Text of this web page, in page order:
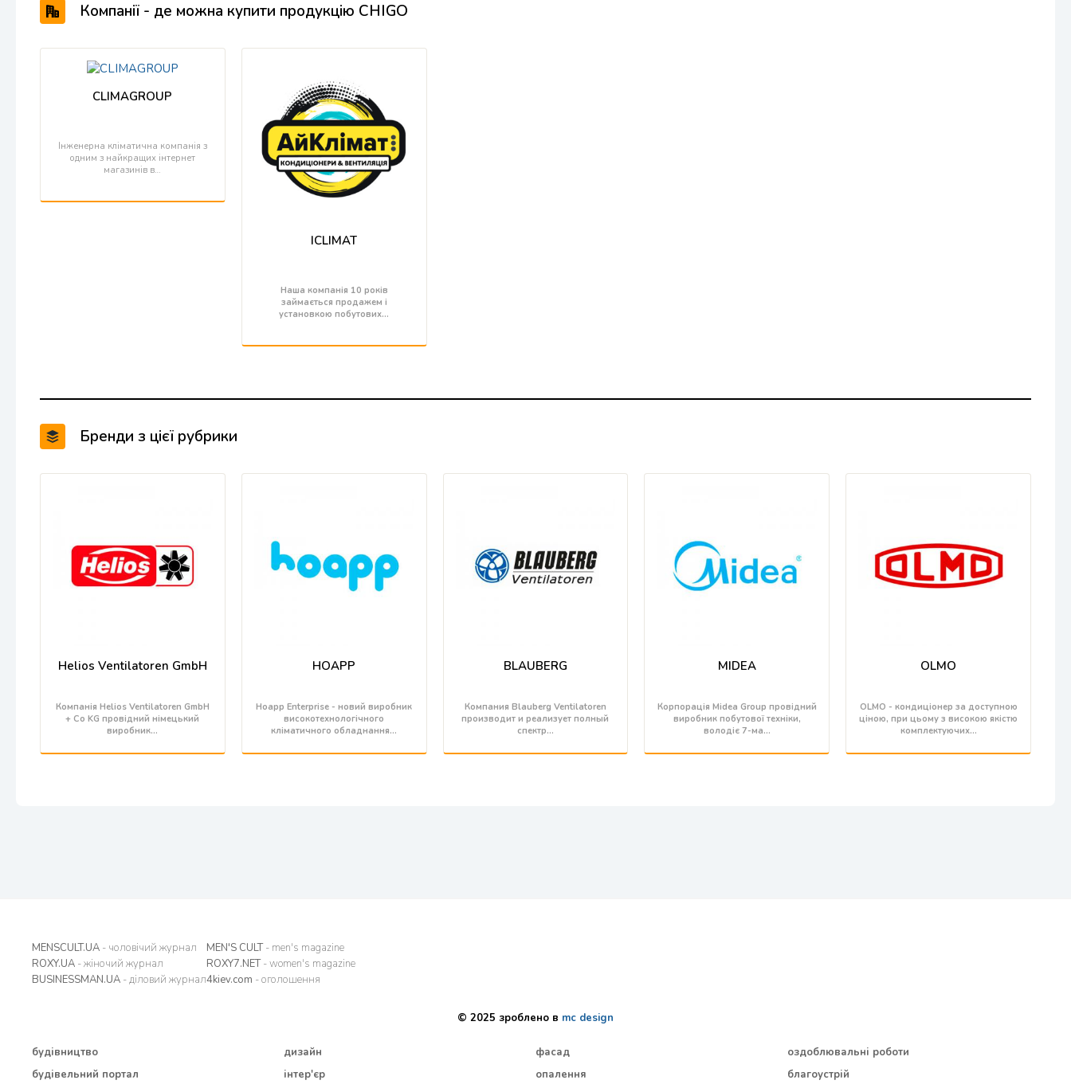
Компанії - де можна купити продукцію CHIGO
CLIMAGROUP
Інженерна кліматична компанія з
одним з найкращих інтернет
магазинів в…
ICLIMAT
Наша компанія 10 років
займається продажем і
установкою побутових…
Бренди з цієї рубрики
Helios Ventilatoren GmbH
Компанія Helios Ventilatoren GmbH
+ Co KG провідний німецький
виробник…
HOAPP
Hoapp Enterprise - новий виробник
високотехнологічного
кліматичного обладнання…
BLAUBERG
Компания Blauberg Ventilatoren
производит и реализует полный
спектр…
MIDEA
Корпорація Midea Group провідний
виробник побутової техніки,
володіє 7-ма…
OLMO
OLMO - кондиціонер за доступною
ціною, при цьому з високою якістю
комплектуючих…
MENSCULT.UA - чоловічий журнал
ROXY.UA - жіночий журнал
BUSINESSMAN.UA - діловий журнал
MEN'S CULT- men's magazine
ROXY7.NET- women's magazine
4kiev.com - оголошення
© 2025 зроблено в mc design
будівництво
будівельний портал
дизайн
інтер'єр
фасад
опалення
оздоблювальні роботи
благоустрій